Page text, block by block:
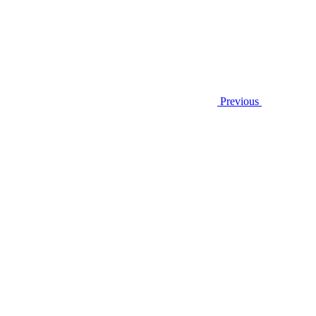
Previous